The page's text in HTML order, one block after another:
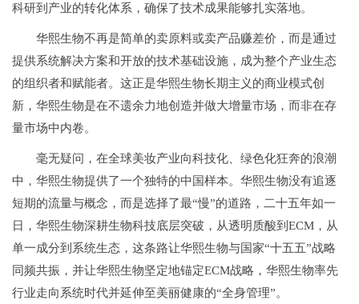
科研到产业的转化体系，确保了技术成果能够扎实落地。
华熙生物不再是简单的卖原料或卖产品赚差价，而是通过
提供系统解决方案和开放的技术基础设施，成为整个产业生态
的组织者和赋能者。这正是华熙生物长期主义的商业模式创
新，华熙生物是在不遗余力地创造并做大增量市场，而非在存
量市场中内卷。
毫无疑问，在全球美妆产业向科技化、绿色化狂奔的浪潮
中，华熙生物提供了一个独特的中国样本。华熙生物没有追逐
短期的流量与概念，而是选择了最“慢”的道路，二十五年如一
日，华熙生物深耕生物科技底层突破，从透明质酸到ECM，从
单一成分到系统生态，这条路让华熙生物与国家“十五五”战略
同频共振，并让华熙生物坚定地锚定ECM战略，华熙生物率先
行业走向系统时代并延伸至美丽健康的“全身管理”。